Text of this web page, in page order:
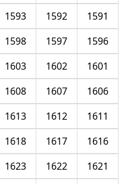
1591
1592
1593
1596
1597
1598
1601
1602
1603
1606
1607
1608
1611
1612
1613
1616
1617
1618
1621
1622
1623